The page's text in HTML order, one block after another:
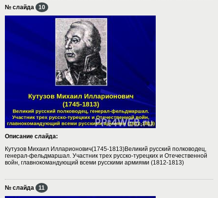
№ слайда 10
Описание слайда:
Кутузов Михаил Илларионович(1745-1813)Великий русский полководец,
генерал-фельдмаршал. Участник трех русско-турецких и Отечественной
войн, главнокомандующий всеми русскими армиями (1812-1813)
№ слайда 11